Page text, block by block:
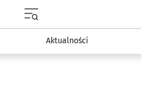
Aktualności